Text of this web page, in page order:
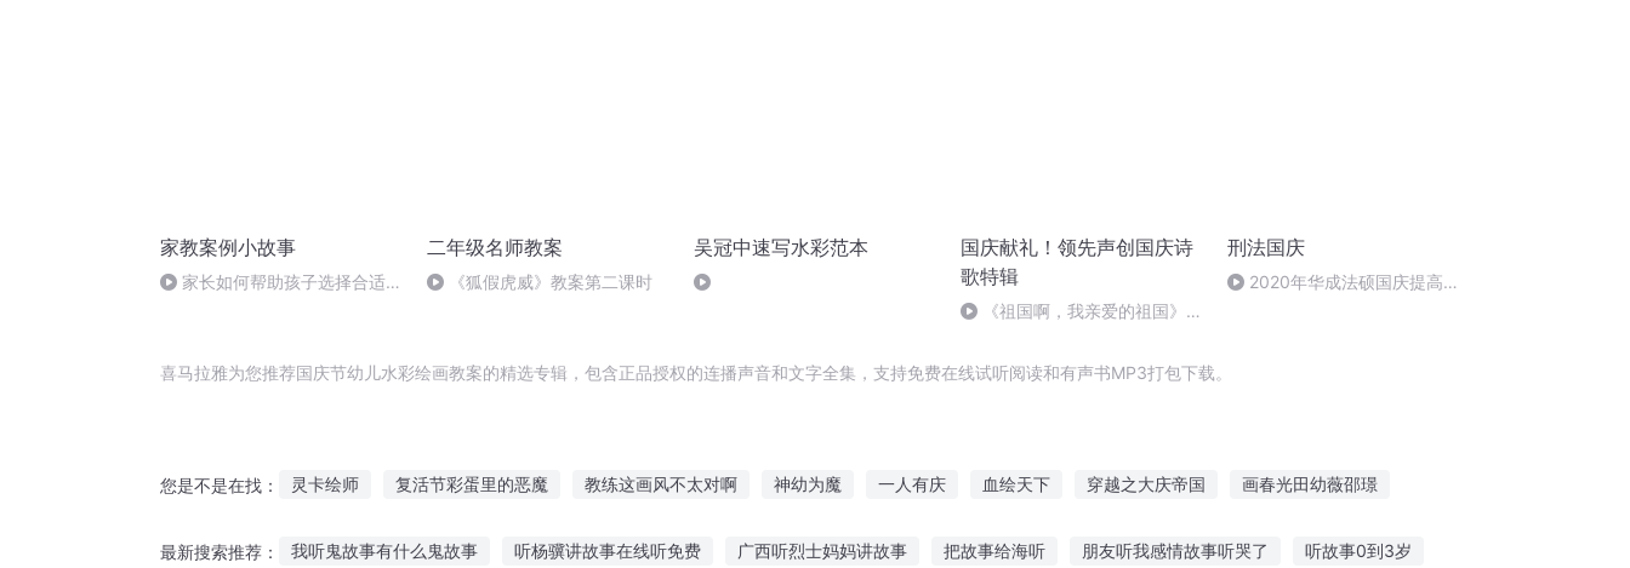
家教案例小故事
家长如何帮助孩子选择合适的
二年级名师教案
《狐假虎威》教案第二课时
吴冠中速写水彩范本
国庆献礼！领先声创国庆诗
歌特辑
《祖国啊，我亲爱的祖国》温
刑法国庆
2020年华成法硕国庆提高班
喜马拉雅为您推荐国庆节幼儿水彩绘画教案的精选专辑，包含正品授权的连播声音和文字全集，支持免费在线试听阅读和有声书MP3打包下载。
您是不是在找： 灵卡绘师 复活节彩蛋里的恶魔 教练这画风不太对啊 神幼为魔 一人有庆 血绘天下 穿越之大庆帝国 画春光田幼薇邵璟
最新搜索推荐： 我听鬼故事有什么鬼故事 听杨骥讲故事在线听免费 广西听烈士妈妈讲故事 把故事给海听 朋友听我感情故事听哭了 听故事0到3岁